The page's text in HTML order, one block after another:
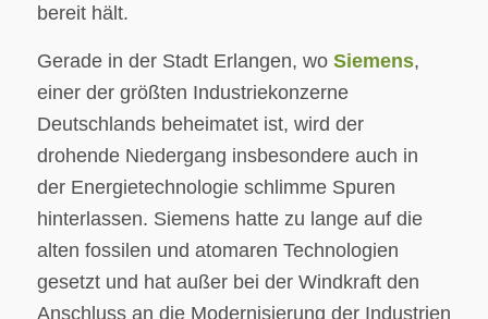
bereit hält.
Gerade in der Stadt Erlangen, wo Siemens,
einer der größten Industriekonzerne
Deutschlands beheimatet ist, wird der
drohende Niedergang insbesondere auch in
der Energietechnologie schlimme Spuren
hinterlassen. Siemens hatte zu lange auf die
alten fossilen und atomaren Technologien
gesetzt und hat außer bei der Windkraft den
Anschluss an die Modernisierung der Industrien